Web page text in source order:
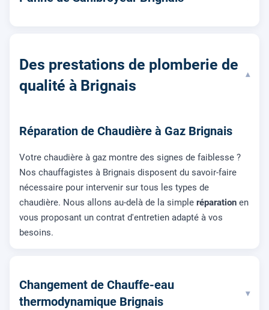
Des prestations de plomberie de
qualité à Brignais
▾
Réparation de Chaudière à Gaz Brignais
Votre chaudière à gaz montre des signes de faiblesse ?
Nos chauffagistes à Brignais disposent du savoir-faire
nécessaire pour intervenir sur tous les types de
chaudière. Nous allons au-delà de la simple réparation en
vous proposant un contrat d'entretien adapté à vos
besoins.
Changement de Chauffe-eau
thermodynamique Brignais
▾